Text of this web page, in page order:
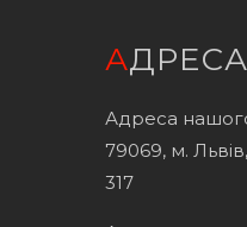
АДРЕСА
Адреса
79069, м.
317